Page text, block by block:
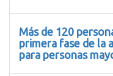
Más de 120
primera fase de la
para personas